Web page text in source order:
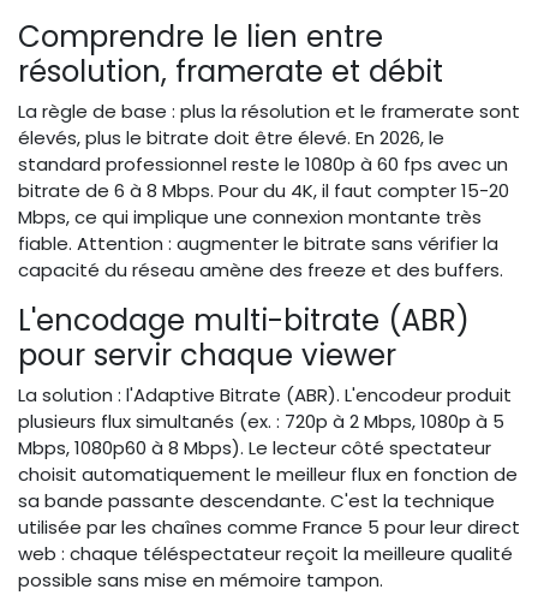
Comprendre le lien entre
résolution, framerate et débit
La règle de base : plus la résolution et le framerate sont
élevés, plus le bitrate doit être élevé. En 2026, le
standard professionnel reste le 1080p à 60 fps avec un
bitrate de 6 à 8 Mbps. Pour du 4K, il faut compter 15-20
Mbps, ce qui implique une connexion montante très
fiable. Attention : augmenter le bitrate sans vérifier la
capacité du réseau amène des freeze et des buffers.
L'encodage multi-bitrate (ABR)
pour servir chaque viewer
La solution : l'Adaptive Bitrate (ABR). L'encodeur produit
plusieurs flux simultanés (ex. : 720p à 2 Mbps, 1080p à 5
Mbps, 1080p60 à 8 Mbps). Le lecteur côté spectateur
choisit automatiquement le meilleur flux en fonction de
sa bande passante descendante. C'est la technique
utilisée par les chaînes comme France 5 pour leur direct
web : chaque téléspectateur reçoit la meilleure qualité
possible sans mise en mémoire tampon.